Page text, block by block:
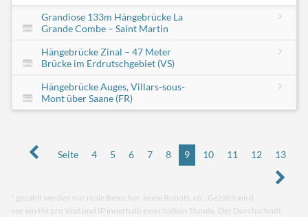
Grandiose 133m Hängebrücke La
Grande Combe – Saint Martin
Hängebrücke Zinal – 47 Meter
Brücke im Erdrutschgebiet (VS)
Hängebrücke Auges, Villars-sous-
Mont über Saane (FR)
Seite 4 5 6 7 8 9 10 11 12 13
* gezählt werden nur reale Besucher, keine Robots, etc. Gezählt wird
nur ein Hit pro Visit und IP innerhalb einer halben Stunde. Der Durchschnitt